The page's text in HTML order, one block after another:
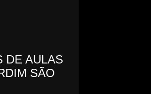
DE AULAS
SÃO